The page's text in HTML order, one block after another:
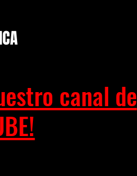
canal de